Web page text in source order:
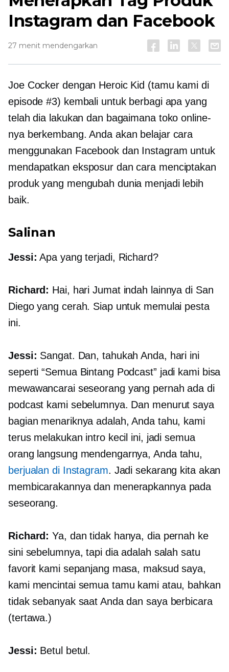
Instagram dan Facebook
27 menit mendengarkan
Joe Cocker dengan Heroic Kid (tamu kami di
episode #3) kembali untuk berbagi apa yang
telah dia lakukan dan bagaimana toko online-
nya berkembang. Anda akan belajar cara
menggunakan Facebook dan Instagram untuk
mendapatkan eksposur dan cara menciptakan
produk yang mengubah dunia menjadi lebih
baik.
Salinan
Jessi: Apa yang terjadi, Richard?
Richard: Hai, hari Jumat indah lainnya di San
Diego yang cerah. Siap untuk memulai pesta
ini.
Jessi: Sangat. Dan, tahukah Anda, hari ini
seperti “Semua Bintang Podcast” jadi kami bisa
mewawancarai seseorang yang pernah ada di
podcast kami sebelumnya. Dan menurut saya
bagian menariknya adalah, Anda tahu, kami
terus melakukan intro kecil ini, jadi semua
orang langsung mendengarnya, Anda tahu,
berjualan di Instagram. Jadi sekarang kita akan
membicarakannya dan menerapkannya pada
seseorang.
Richard: Ya, dan tidak hanya, dia pernah ke
sini sebelumnya, tapi dia adalah salah satu
favorit kami sepanjang masa, maksud saya,
kami mencintai semua tamu kami atau, bahkan
tidak sebanyak saat Anda dan saya berbicara
(tertawa.)
Jessi: Betul betul.